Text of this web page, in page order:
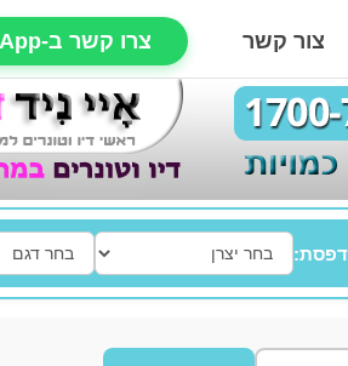
צור קשר צרו קשר ב-WhatsApp